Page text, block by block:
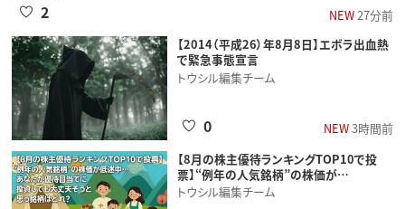
NEW27分前
2
【2014（平成26）年8月8日】エボラ出血熱
で緊急事態宣言
トウシル編集チーム
NEW3時間前
0
【8月の株主優待ランキングTOP10で投
票】“例年の人気銘柄”の株価が…
トウシル編集チーム